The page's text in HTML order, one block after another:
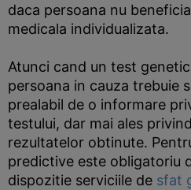
daca persoana nu
medicala individualizata.
Atunci cand un test
persoana in cauza trebuie
prealabil de o informare
testului, dar mai ales
rezultatelor obtinute.
predictive este obligatoriu
dispozitie serviciile de sfat